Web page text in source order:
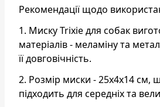
Рекомендації щодо
1. Миску Trixie для собак
матеріалів - меламіну та
її довговічність.
2. Розмір миски - 25х4х14 см,
підходить для середніх та